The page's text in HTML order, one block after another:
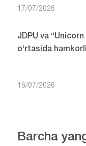
17/07/2026
JDPU va
o‘rtasida
16/07/2026
Barcha